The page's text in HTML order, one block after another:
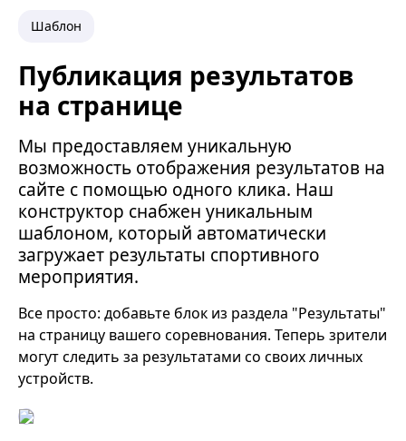
Шаблон
Публикация результатов
на странице
Мы предоставляем уникальную
возможность отображения результатов на
сайте с помощью одного клика. Наш
конструктор снабжен уникальным
шаблоном, который автоматически
загружает результаты спортивного
мероприятия.
Все просто: добавьте блок из раздела "Результаты"
на страницу вашего соревнования. Теперь зрители
могут следить за результатами со своих личных
устройств.